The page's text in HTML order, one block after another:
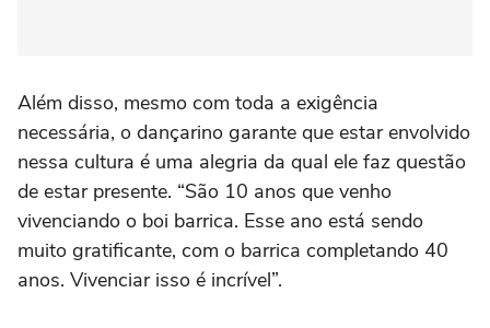
Além disso, mesmo com toda a exigência
necessária, o dançarino garante que estar envolvido
nessa cultura é uma alegria da qual ele faz questão
de estar presente. “São 10 anos que venho
vivenciando o boi barrica. Esse ano está sendo
muito gratificante, com o barrica completando 40
anos. Vivenciar isso é incrível”.